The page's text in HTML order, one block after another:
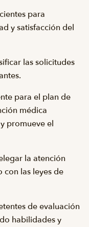
para
y satisfacción del
las solicitudes
para el plan de
médica
promueve el
la atención
las leyes de
de evaluación
habilidades y